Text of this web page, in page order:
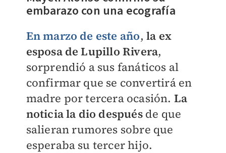
embarazo con una ecografía
En marzo de este año, la ex
esposa de Lupillo Rivera,
sorprendió a sus fanáticos al
confirmar que se convertirá en
madre por tercera ocasión. La
noticia la dio despuésde que
salieran rumores sobre que
esperaba su tercer hijo.